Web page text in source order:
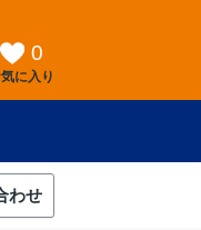
0
に入り
わせ